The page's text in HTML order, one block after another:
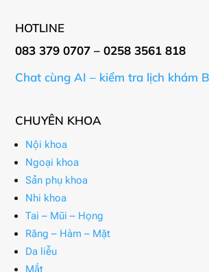
HOTLINE
083 379 0707 – 0258 3561 818
Chat cùng AI – kiểm tra lịch khám
CHUYÊN KHOA
Nội khoa
Ngoại khoa
Sản phụ khoa
Nhi khoa
Tai – Mũi – Họng
Răng – Hàm – Mặt
Da liễu
Mắt